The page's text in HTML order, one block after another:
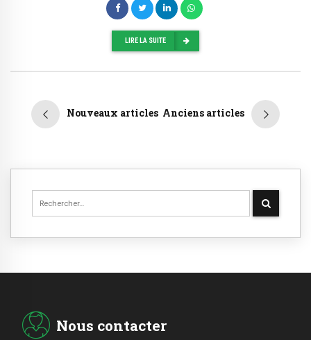
LIRE LA SUITE
Nouveaux articles Anciens articles
Nous contacter